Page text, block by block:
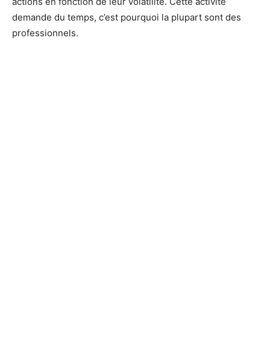
demande du temps, c’est pourquoi la plupart sont des
professionnels.